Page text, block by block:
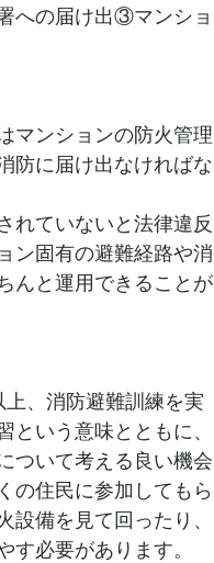
への届け出③マンショ
マンションの防火管理
防に届け出なければな
れていないと法律違反
ン固有の避難経路や消
んと運用できることが
、消防避難訓練を実
いう意味とともに、
ついて考える良い機会
の住民に参加してもら
備を見て回ったり、
必要があります。